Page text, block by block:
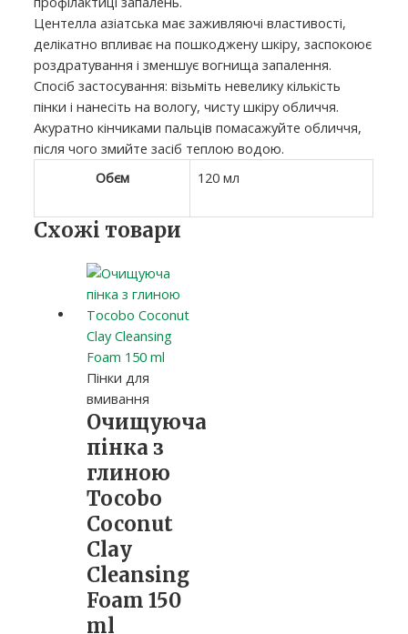
Центелла азіатська має заживляючі властивості,
делікатно впливає на пошкоджену шкіру, заспокоює
роздратування і зменшує вогнища запалення.
Спосіб застосування: візьміть невелику кількість
пінки і нанесіть на вологу, чисту шкіру обличчя.
Акуратно кінчиками пальців помасажуйте обличчя,
після чого змийте засіб теплою водою.
Обєм
120 мл
Схожі товари
Пінки для
вмивання
Очищуюча
пінка з
глиною
Tocobo
Coconut
Clay
Cleansing
Foam 150
ml